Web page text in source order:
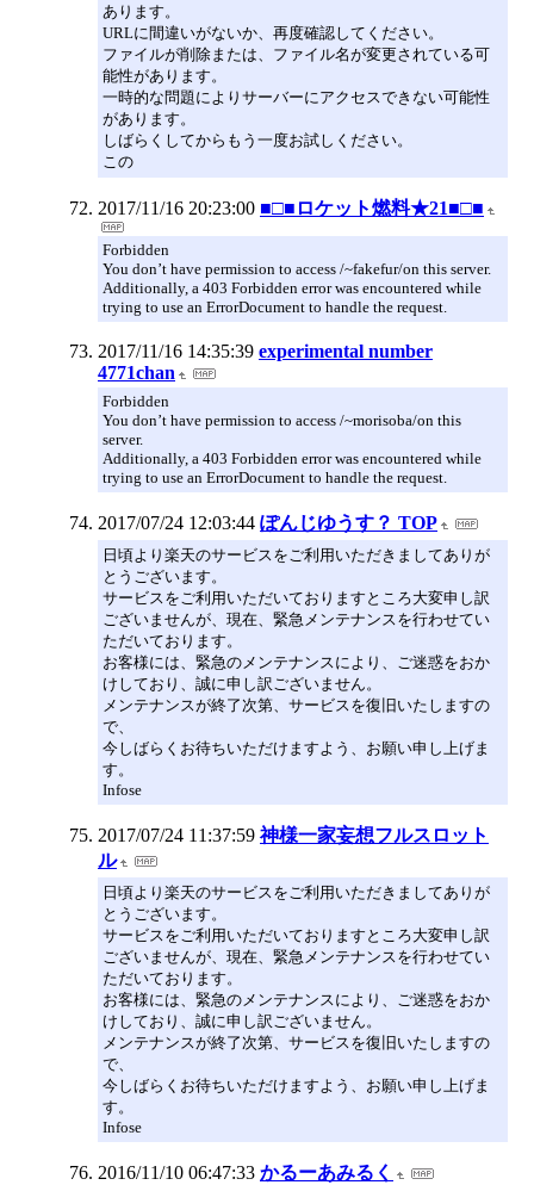
あります。
URLに間違いがないか、再度確認してください。
ファイルが削除または、ファイル名が変更されている可
能性があります。
一時的な問題によりサーバーにアクセスできない可能性
があります。
しばらくしてからもう一度お試しください。
この
2017/11/16 20:23:00 ■□■ロケット燃料★21■□■
Forbidden
You don’t have permission to access /~fakefur/on this server.
Additionally, a 403 Forbidden error was encountered while
trying to use an ErrorDocument to handle the request.
2017/11/16 14:35:39 experimental number
4771chan
Forbidden
You don’t have permission to access /~morisoba/on this
server.
Additionally, a 403 Forbidden error was encountered while
trying to use an ErrorDocument to handle the request.
2017/07/24 12:03:44 ぽんじゆうす？ TOP
日頃より楽天のサービスをご利用いただきましてありが
とうございます。
サービスをご利用いただいておりますところ大変申し訳
ございませんが、現在、緊急メンテナンスを行わせてい
ただいております。
お客様には、緊急のメンテナンスにより、ご迷惑をおか
けしており、誠に申し訳ございません。
メンテナンスが終了次第、サービスを復旧いたしますの
で、
今しばらくお待ちいただけますよう、お願い申し上げま
す。
Infose
2017/07/24 11:37:59 神様一家妄想フルスロット
ル
日頃より楽天のサービスをご利用いただきましてありが
とうございます。
サービスをご利用いただいておりますところ大変申し訳
ございませんが、現在、緊急メンテナンスを行わせてい
ただいております。
お客様には、緊急のメンテナンスにより、ご迷惑をおか
けしており、誠に申し訳ございません。
メンテナンスが終了次第、サービスを復旧いたしますの
で、
今しばらくお待ちいただけますよう、お願い申し上げま
す。
Infose
2016/11/10 06:47:33 かるーあみるく